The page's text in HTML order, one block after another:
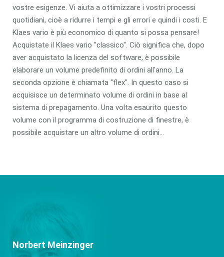
vostre esigenze. Vi aiuta a ottimizzare i vostri processi
quotidiani, cioè a ridurre i tempi e gli errori e quindi i costi. E
Klaes vario è più economico di quanto si possa pensare!
Acquistate il Klaes vario "classico". Ciò significa che, dopo
aver acquistato la licenza del software, è possibile
elaborare un volume predefinito di ordini all'anno. La
seconda opzione è chiamata "flex". In questo caso si
acquisisce un determinato volume di ordini in base al
sistema di prepagamento. Una volta esaurito questo
volume con il programma di costruzione di finestre, è
possibile acquistare un altro volume di ordini...
Norbert Meinzinger